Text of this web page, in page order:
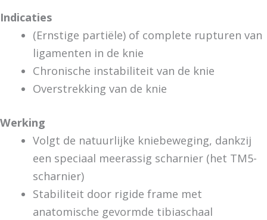
Indicaties
(Ernstige partiële) of complete rupturen van
ligamenten in de knie
Chronische instabiliteit van de knie
Overstrekking van de knie
Werking
Volgt de natuurlijke kniebeweging, dankzij
een speciaal meerassig scharnier (het TM5-
scharnier)
Stabiliteit door rigide frame met
anatomische gevormde tibiaschaal